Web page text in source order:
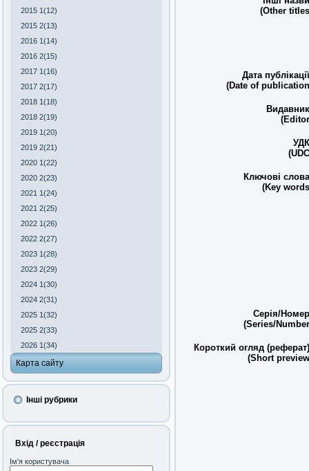
2015 1(12)
2015 2(13)
2016 1(14)
2016 2(15)
2017 1(16)
2017 2(17)
2018 1(18)
2018 2(19)
2019 1(20)
2019 2(21)
2020 1(22)
2020 2(23)
2021 1(24)
2021 2(25)
2022 1(26)
2022 2(27)
2023 1(28)
2023 2(29)
2024 1(30)
2024 2(31)
2025 1(32)
2025 2(33)
2026 1(34)
Карта сайту
Інші рубрики
Вхід / реєстрація
Ім'я користувача
(Other
Дата
(Date of
Ключові
(Key
Серія/
(Series/
Короткий огляд
(Short